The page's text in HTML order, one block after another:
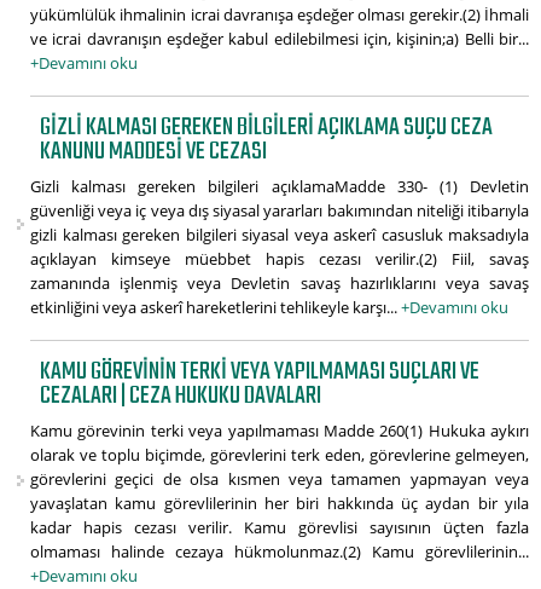
yükümlülük ihmalinin icrai davranışa eşdeğer olması gerekir.(2) İhmali
ve icrai davranışın eşdeğer kabul edilebilmesi için, kişinin;a) Belli bir...
+Devamını oku
GIZLI KALMASI GEREKEN BILGILERI AÇIKLAMA SUÇU CEZA
KANUNU MADDESI VE CEZASI
Gizli kalması gereken bilgileri açıklamaMadde 330- (1) Devletin
güvenliği veya iç veya dış siyasal yararları bakımından niteliği itibarıyla
gizli kalması gereken bilgileri siyasal veya askerî casusluk maksadıyla
açıklayan kimseye müebbet hapis cezası verilir.(2) Fiil, savaş
zamanında işlenmiş veya Devletin savaş hazırlıklarını veya savaş
etkinliğini veya askerî hareketlerini tehlikeyle karşı...+Devamını oku
KAMU GÖREVININ TERKI VEYA YAPILMAMASI SUÇLARI VE
CEZALARI | CEZA HUKUKU DAVALARI
Kamu görevinin terki veya yapılmaması Madde 260(1) Hukuka aykırı
olarak ve toplu biçimde, görevlerini terk eden, görevlerine gelmeyen,
görevlerini geçici de olsa kısmen veya tamamen yapmayan veya
yavaşlatan kamu görevlilerinin her biri hakkında üç aydan bir yıla
kadar hapis cezası verilir. Kamu görevlisi sayısının üçten fazla
olmaması halinde cezaya hükmolunmaz.(2) Kamu görevlilerinin...
+Devamını oku